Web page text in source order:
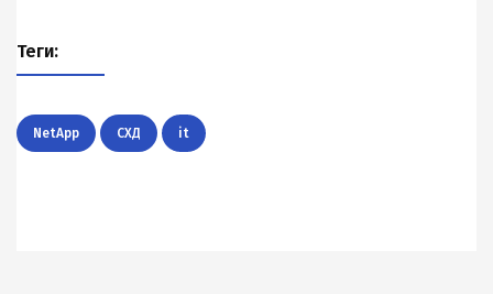
Теги:
NetApp СХД it